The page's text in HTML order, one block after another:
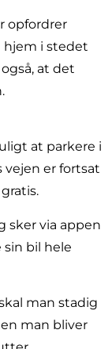
opfordrer
hjem i stedet
at det
at parkere i
vejen er fortsat
sker via appen
sin bil hele
man stadig
man bliver